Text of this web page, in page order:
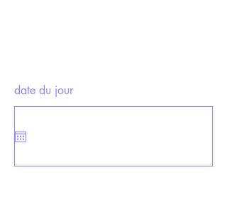
date du jour